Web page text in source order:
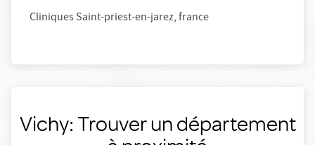
Cliniques Saint-priest-en-jarez, france
Vichy: Trouver un département